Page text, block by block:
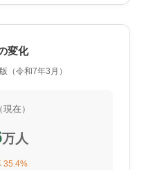
変化
（令和7年3月）
在）
万人
35.4%